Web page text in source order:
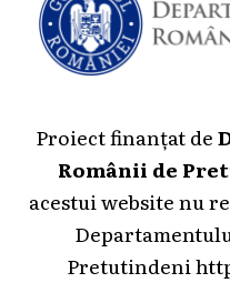
Proiect finanțat de
Românii de
acestui website nu
Pretutindeni